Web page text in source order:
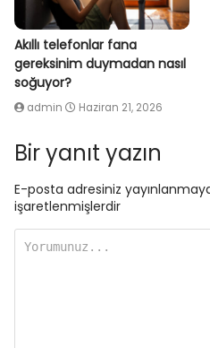
Akıllı telefonlar fana
gereksinim duymadan nasıl
soğuyor?
admin Haziran 21, 2026
Bir yanıt yazın
E-posta adresiniz
işaretlenmişlerdir